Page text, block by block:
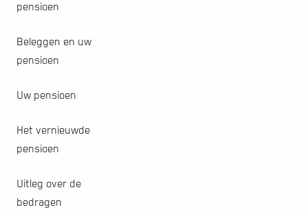
pensioen
Beleggen en uw
pensioen
Uw pensioen
Het vernieuwde
pensioen
Uitleg over de
bedragen